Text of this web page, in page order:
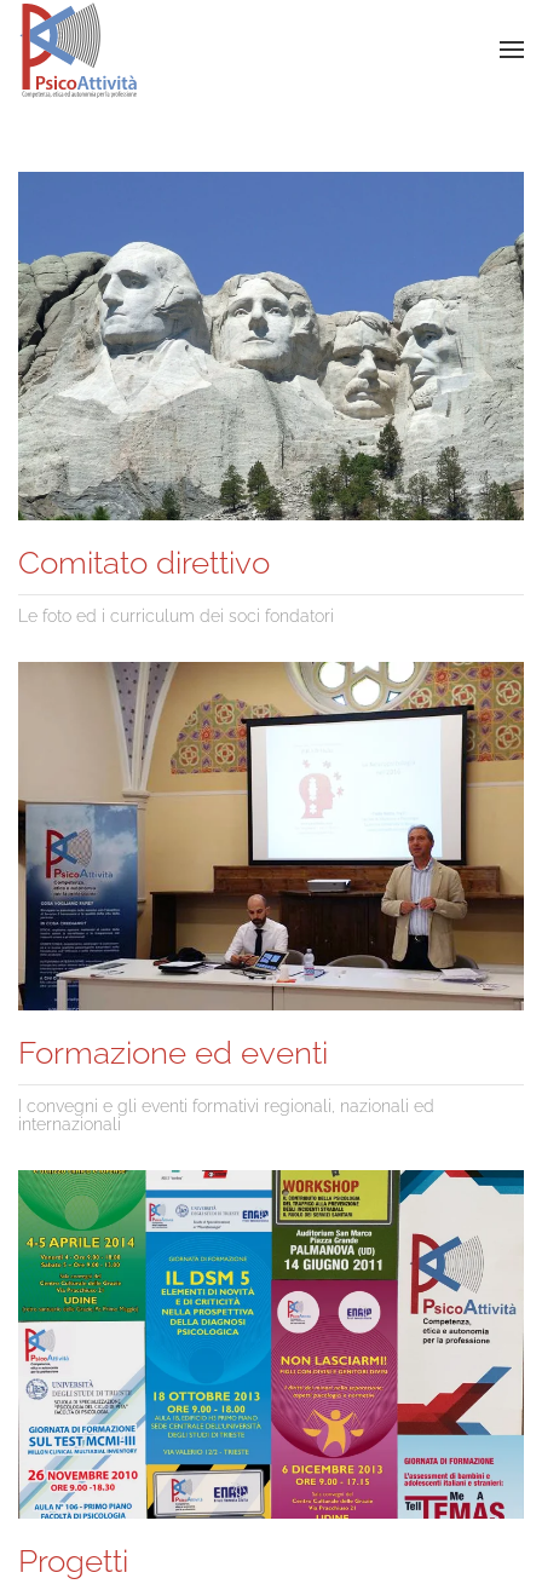
Comitato direttivo
Le foto ed i curriculum dei soci fondatori
Formazione ed eventi
I convegni e gli eventi formativi regionali, nazionali ed
internazionali
Progetti